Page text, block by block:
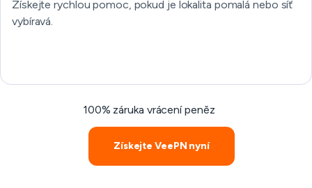
Získejte rychlou pomoc, pokud je lokalita pomalá nebo síť
vybíravá.
100% záruka vrácení peněz
Získejte VeePN nyní